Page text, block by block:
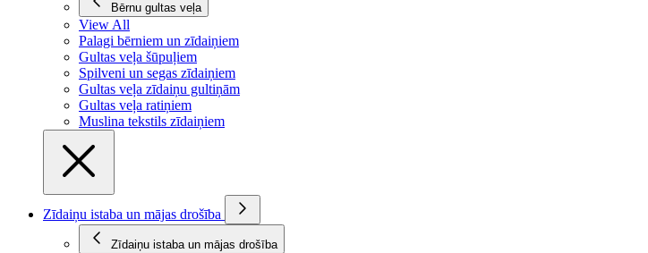
Bērnu gultas veļa
View All
Palagi bērniem un zīdaiņiem
Gultas veļa šūpuļiem
Spilveni un segas zīdaiņiem
Gultas veļa zīdaiņu gultiņām
Gultas veļa ratiņiem
Muslina tekstils zīdaiņiem
Zīdaiņu istaba un mājas drošība
Zīdaiņu istaba un mājas drošība